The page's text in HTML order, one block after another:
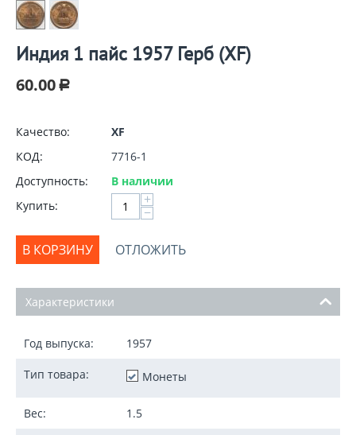
Индия 1 пайс 1957 Герб (XF)
60.00 Р
Качество:
XF
КОД:
7716-1
Доступность:
В наличии
Купить:
+
−
В КОРЗИНУ ОТЛОЖИТЬ
Характеристики
Год выпуска: 1957
Тип товара: Монеты
Вес: 1.5